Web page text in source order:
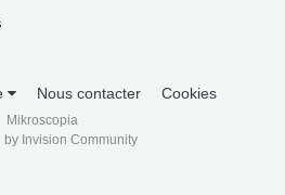
Nous contacter Cookies
Mikroscopia
by Invision Community